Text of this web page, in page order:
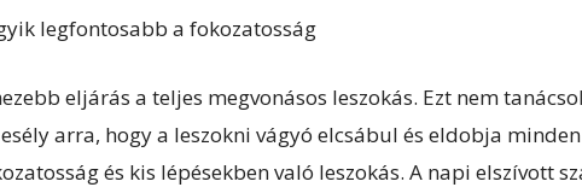
legfontosabb a fokozatosság
eljárás a teljes megvonásos leszokás. Ezt nem
arra, hogy a leszokni vágyó elcsábul és eldobja
és kis lépésekben való leszokás. A napi elszívott